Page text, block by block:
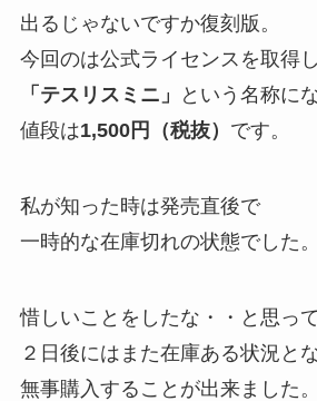
出るじゃないですか復刻版。
今回のは公式ライセンスを取得
「テスリスミニ」
という名称に
値段は1,500円（税抜） です。
私が知った時は発売直後で
一時的な在庫切れの状態でした。
惜しいことをしたな・・と思っ
２日後にはまた在庫ある状況と
無事購入することが出来ました。